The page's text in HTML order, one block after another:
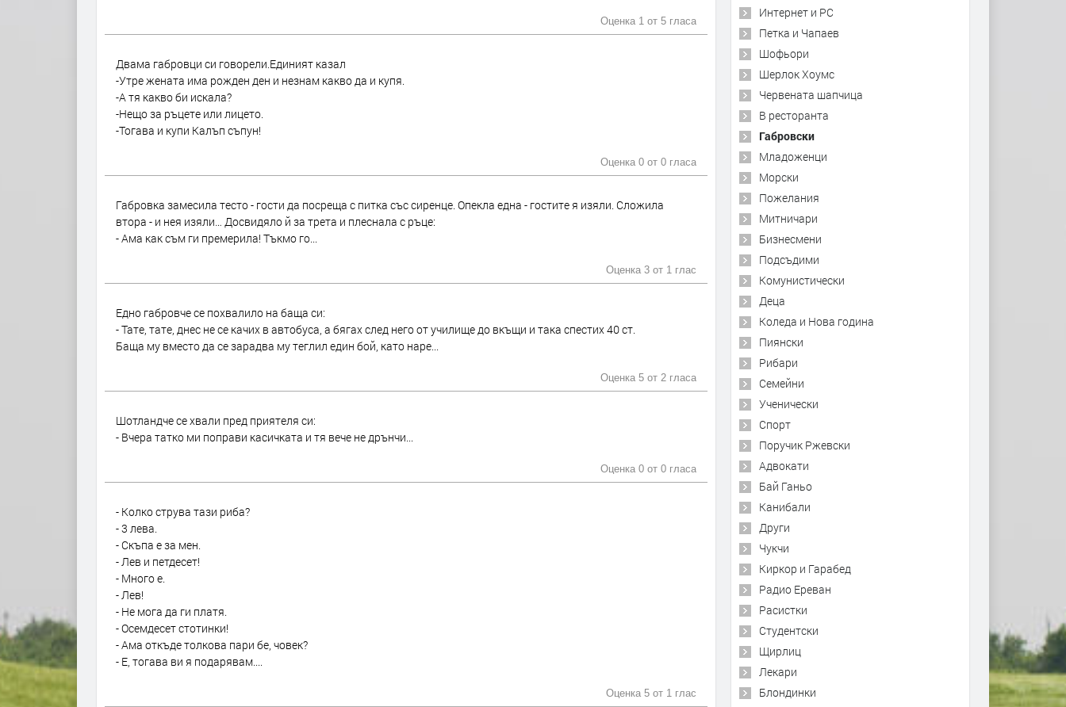
Оценка 1 от 5 гласа
Двама габровци си говорели.Единият казал
-Утре жената има рожден ден и незнам какво да и купя.
-А тя какво би искала?
-Нещо за ръцете или лицето.
-Тогава и купи Калъп съпун!
Оценка 0 от 0 гласа
Габровка замесила тесто - гости да посреща с питка със сиренце. Опекла една - гостите я изяли. Сложила
втора - и нея изяли… Досвидяло й за трета и плеснала с ръце:
- Ама как съм ги премерила! Тъкмо го...
Оценка 3 от 1 глас
Едно габровче се похвалило на баща си:
- Тате, тате, днес не се качих в автобуса, а бягах след него от училище до вкъщи и така спестих 40 ст.
Баща му вместо да се зарадва му теглил един бой, като наре...
Оценка 5 от 2 гласа
Шотландче се хвали пред приятеля си:
- Вчера татко ми поправи касичката и тя вече не дрънчи...
Оценка 0 от 0 гласа
- Колко струва тази риба?
- 3 лева.
- Скъпа е за мен.
- Лев и петдесет!
- Много е.
- Лев!
- Не мога да ги платя.
- Осемдесет стотинки!
- Ама откъде толкова пари бе, човек?
- Е, тогава ви я подарявам....
Оценка 5 от 1 глас
Интернет и PC
Петка и Чапаев
Шофьори
Шерлок Хоумс
Червената шапчица
В ресторанта
Габровски
Младоженци
Морски
Пожелания
Митничари
Бизнесмени
Подсъдими
Комунистически
Деца
Коледа и Нова година
Пиянски
Рибари
Семейни
Ученически
Спорт
Поручик Ржевски
Адвокати
Бай Ганьо
Канибали
Други
Чукчи
Киркор и Гарабед
Радио Ереван
Расистки
Студентски
Щирлиц
Лекари
Блондинки